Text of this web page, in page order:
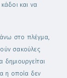
και να
στο πλέγμα,
σακούλες
δημιουργείται
η οποία δεν